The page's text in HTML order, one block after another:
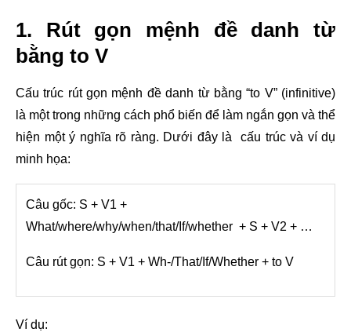
1. Rút gọn mệnh đề danh từ
bằng to V
Cấu trúc rút gọn mệnh đề danh từ bằng “to V” (infinitive)
là một trong những cách phổ biến để làm ngắn gọn và thể
hiện một ý nghĩa rõ ràng. Dưới đây là cấu trúc và ví dụ
minh họa:
Câu gốc: S + V1 +
What/where/why/when/that/If/whether + S + V2 + …
Câu rút gọn: S + V1 + Wh-/That/If/Whether + to V
Ví dụ: